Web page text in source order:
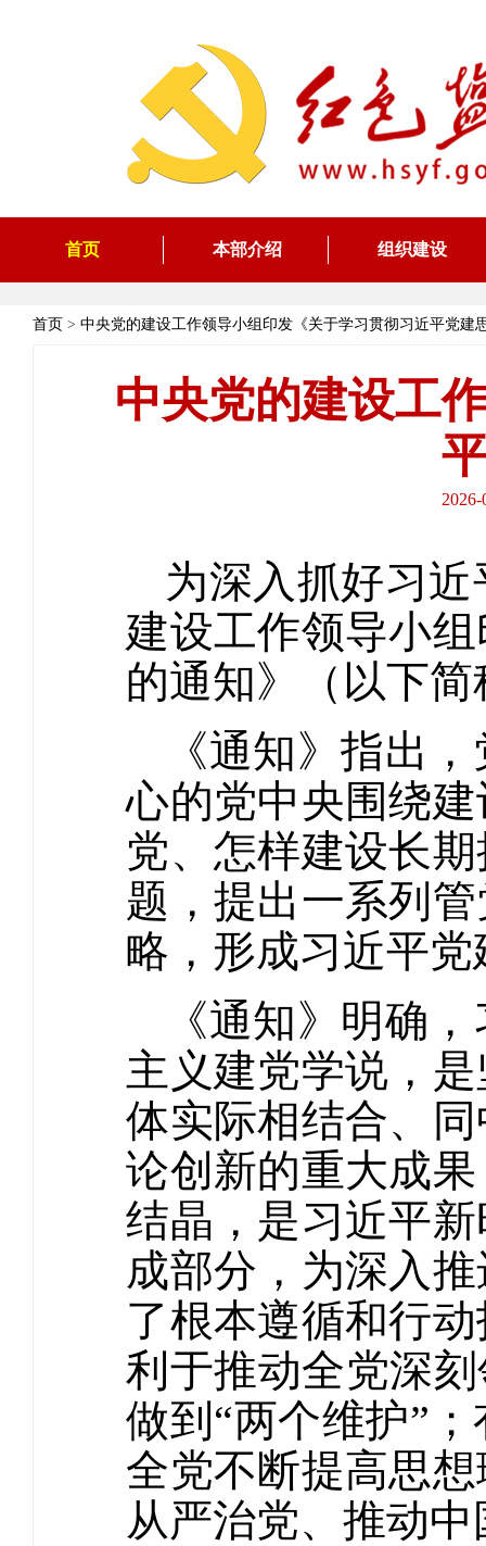
首页 本部介绍 组织建设
首页 > 中央党的建设工作领导小组印发《关于学习贯彻习近平党建
中央党的建设工
为深入抓好习
建设工作领导小
的通知》（以下
《通知》指出
心的党中央围绕
党、怎样建设长
题，提出一系列
略，形成习近平
《通知》明确
主义建党学说，
体实际相结合、
论创新的重大成
结晶，是习近平
成部分，为深入
了根本遵循和行
利于推动全党深
做到“两个维护”
全党不断提高思
从严治党、推动